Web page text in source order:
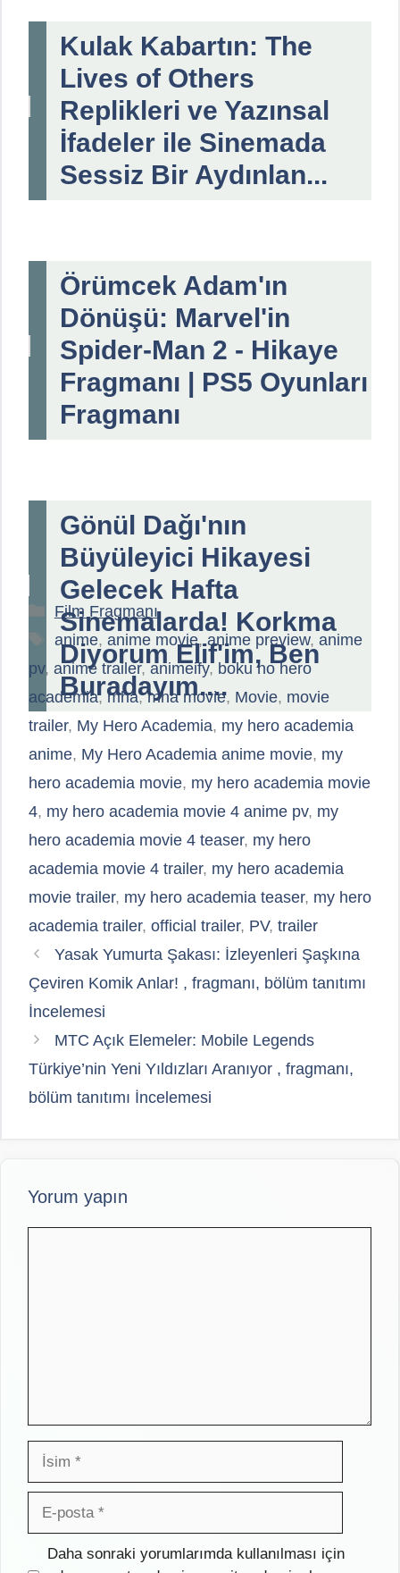
Kulak Kabartın: The
Lives of Others
Replikleri ve Yazınsal
İfadeler ile Sinemada
Sessiz Bir Aydınlan...
Örümcek Adam'ın
Dönüşü: Marvel'in
Spider-Man 2 - Hikaye
Fragmanı | PS5 Oyunları
Fragmanı
Gönül Dağı'nın
Büyüleyici Hikayesi
Gelecek Hafta
Sinemalarda! Korkma
Diyorum Elif'im, Ben
Buradayım....
Kategoriler
Film Fragmanı
Etiketler
anime, anime movie,anime preview, anime
pv, anime trailer,animeify, boku no hero
academia, mha,mha movie, Movie, movie
trailer, My Hero Academia, my hero academia
anime, My Hero Academia anime movie, my
hero academia movie, my hero academia movie
4, my hero academia movie 4 anime pv, my
hero academia movie 4 teaser, my hero
academia movie 4 trailer, my hero academia
movie trailer, my hero academia teaser, my hero
academia trailer, official trailer, PV, trailer
Yasak Yumurta Şakası: İzleyenleri Şaşkına
Çeviren Komik Anlar! , fragmanı, bölüm tanıtımı
İncelemesi
MTC Açık Elemeler: Mobile Legends
Türkiye’nin Yeni Yıldızları Aranıyor , fragmanı,
bölüm tanıtımı İncelemesi
Yorum yapın
İsim
posta
İnternet
Daha sonraki yorumlarımda kullanılması için